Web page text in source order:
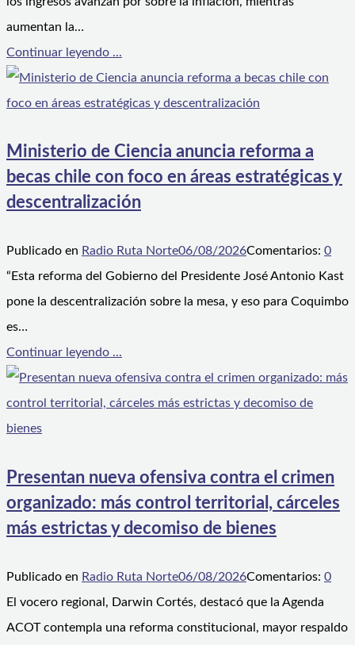
aumentan la…
Continuar leyendo ...
Ministerio de Ciencia anuncia reforma a
becas chile con foco en áreas estratégicas y
descentralización
Publicado en Radio Ruta Norte06/08/2026Comentarios: 0
“Esta reforma del Gobierno del Presidente José Antonio Kast
pone la descentralización sobre la mesa, y eso para Coquimbo
es…
Continuar leyendo ...
Presentan nueva ofensiva contra el crimen
organizado: más control territorial, cárceles
más estrictas y decomiso de bienes
Publicado en Radio Ruta Norte06/08/2026Comentarios: 0
El vocero regional, Darwin Cortés, destacó que la Agenda
ACOT contempla una reforma constitucional, mayor respaldo